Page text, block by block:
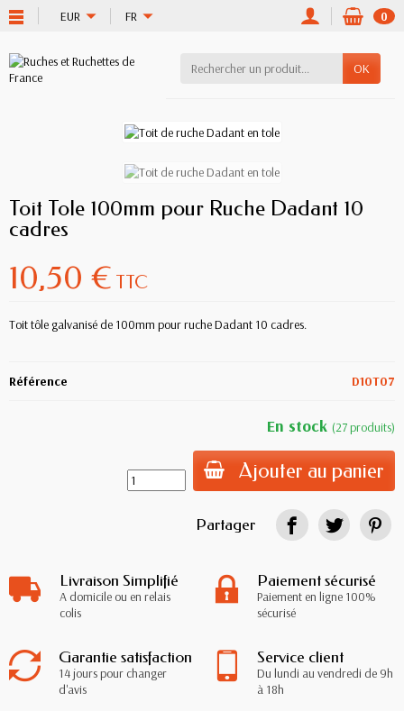
EUR FR 0
OK
Toit Tole 100mm pour Ruche Dadant 10
cadres
10,50 € TTC
Toit tôle galvanisé de 100mm pour ruche Dadant 10 cadres.
Référence D10T07
En stock (27 produits)
Ajouter au panier
Partager
Livraison Simplifié
A domicile ou en relais
colis
Paiement sécurisé
Paiement en ligne 100%
sécurisé
Garantie satisfaction
14 jours pour changer
d'avis
Service client
Du lundi au vendredi de 9h
à 18h